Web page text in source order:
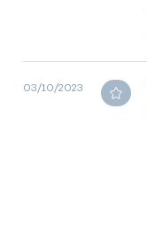
03/10/2023